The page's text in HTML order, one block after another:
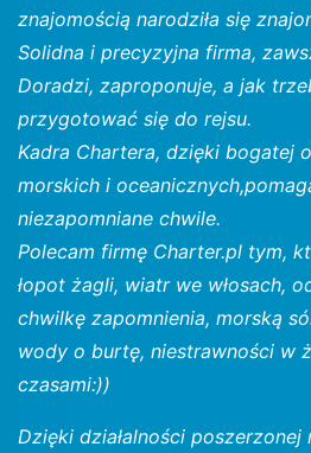
znajomością narodziła się
Solidna i precyzyjna firma,
Doradzi, zaproponuje, a jak
przygotować się do rejsu.
Kadra Chartera, dzięki bogatej
morskich i
niezapomniane chwile.
Polecam firmę Charter.pl tym,
łopot żagli, wiatr we włosach,
chwilkę zapomnienia, morską
wody o burtę, niestrawności w
czasami:))
Dzięki działalności